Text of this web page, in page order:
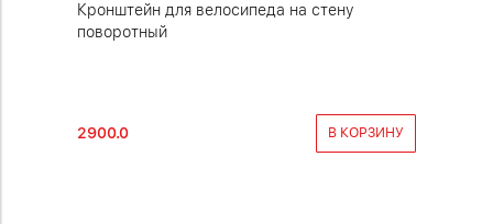
Кронштейн для велосипеда на стену
поворотный
2900.0 В КОРЗИНУ